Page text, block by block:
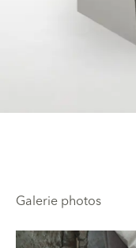
Galerie photos